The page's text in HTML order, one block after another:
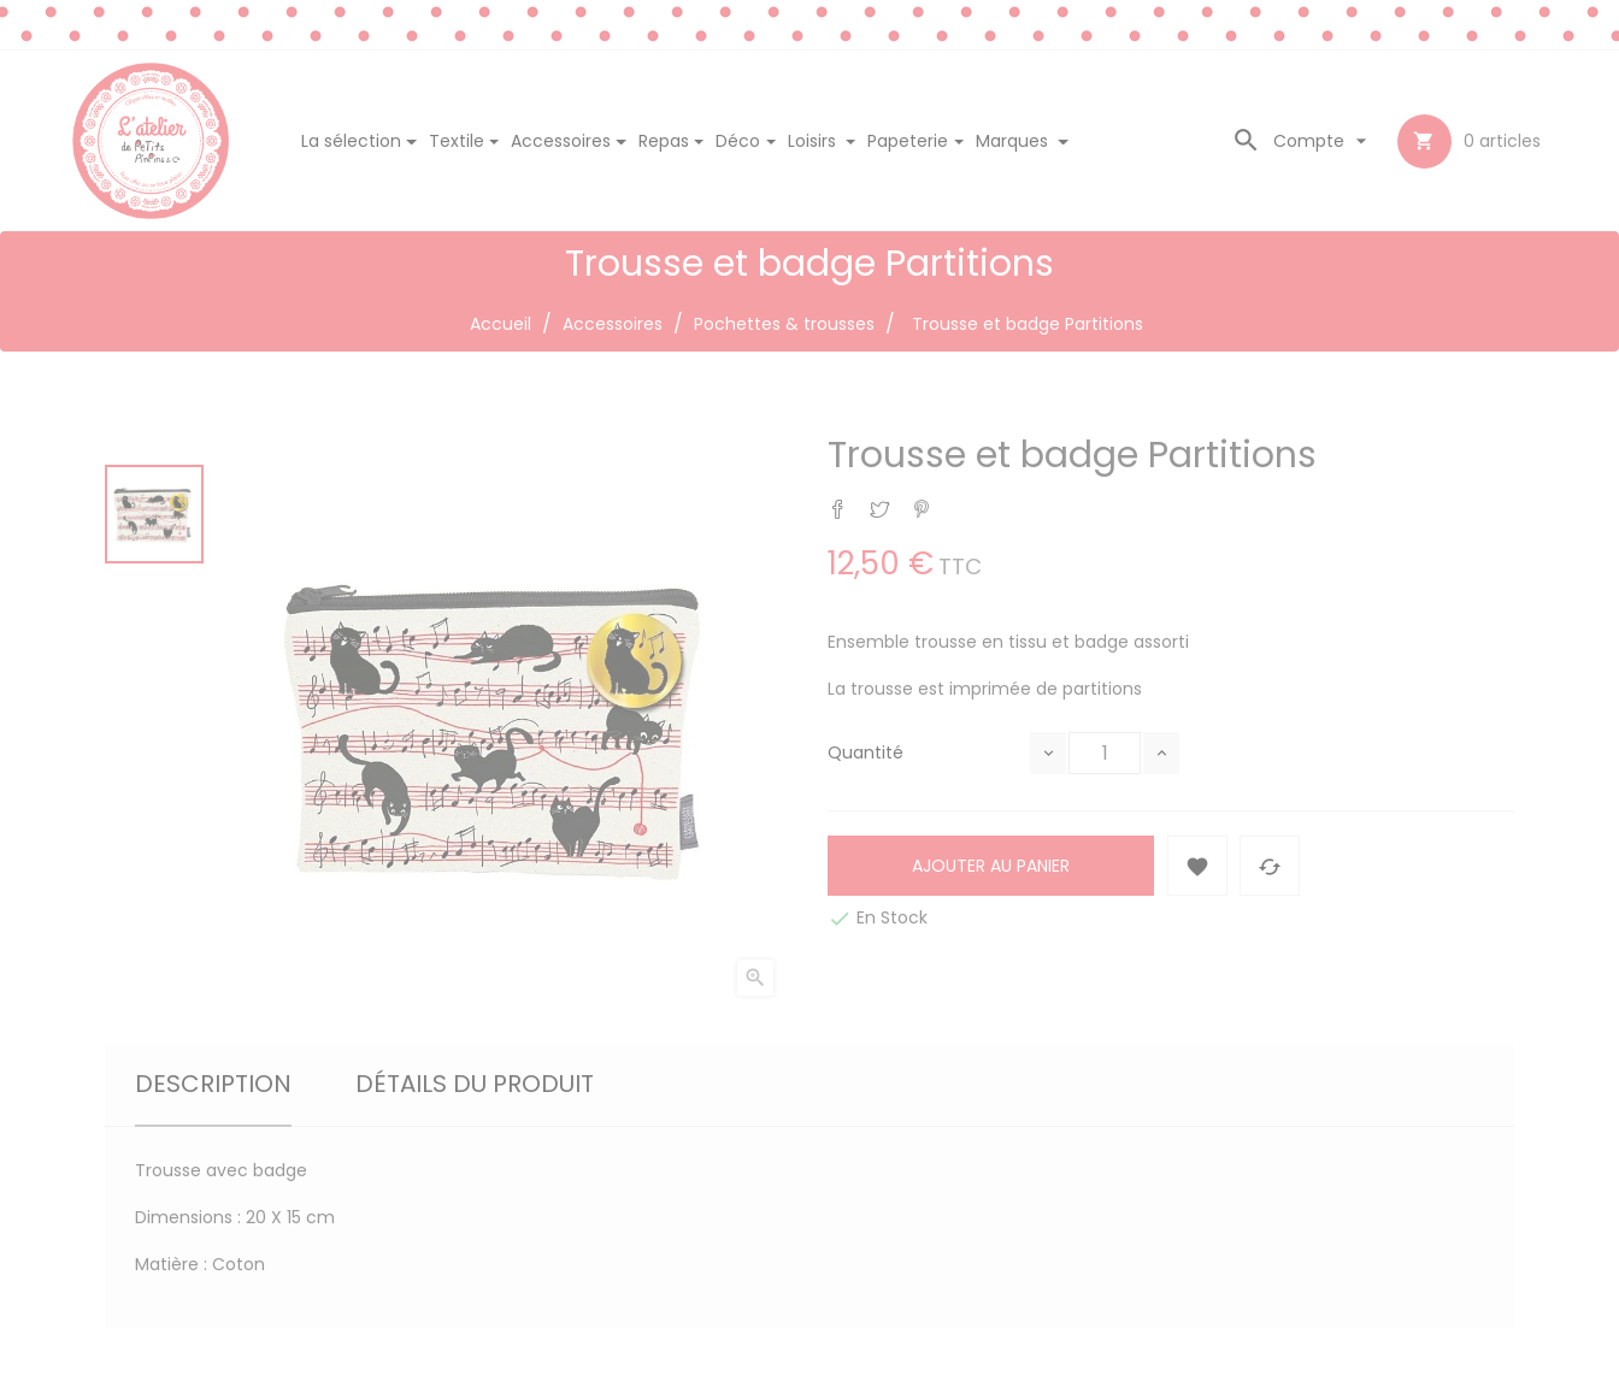
La sélection Textile Accessoires Repas Déco Loisirs Papeterie Marques  0 articles
Compte 

Trousse et badge Partitions
Accueil Accessoires Pochettes & trousses Trousse et badge Partitions

Trousse et badge Partitions
Partager
Tweet
12,50 € TTC
Ensemble trousse en tissu et badge assorti
La trousse est imprimée de partitions
Quantité
AJOUTER AU PANIER  
 En Stock
DESCRIPTION DÉTAILS DU PRODUIT
Trousse avec badge
Dimensions : 20 X 15 cm
Matière : Coton